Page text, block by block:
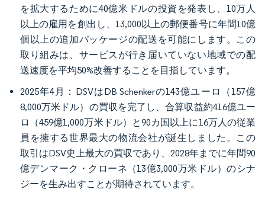
を拡大するために40億米ドルの投資を発表し、10万人
以上の雇用を創出し、13,000以上の郵便番号に年間10億
個以上の追加パッケージの配送を可能にします。この
取り組みは、サービスが行き届いていない地域での配
送速度を平均50%改善することを目指しています。
2025年4月：DSVはDB Schenkerの143億ユーロ（157億
8,000万米ドル）の買収を完了し、合算収益約416億ユー
ロ（459億1,000万米ドル）と90カ国以上に16万人の従業
員を擁する世界最大の物流会社が誕生しました。この
取引はDSV史上最大の買収であり、2028年までに年間90
億デンマーク・クローネ（13億3,000万米ドル）のシナ
ジーを生み出すことが期待されています。